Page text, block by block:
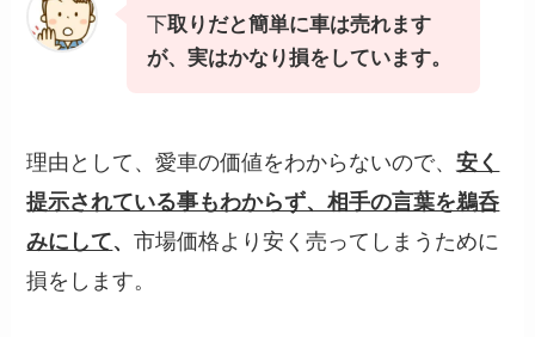
下取りだと簡単に車は売れます
が、実はかなり損をしています。
理由として、愛車の価値をわからないので、安く
提示されている事もわからず、相手の言葉を鵜呑
みにして、市場価格より安く売ってしまうために
損をします。